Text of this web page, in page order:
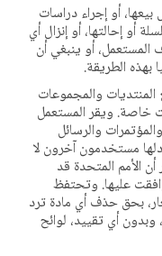
أو إجراء دراسات
أو إحالتها، أو إنزال أي
أو ينبغي أن
بهذه الطريقة.
المنتديات والمجموعات
خاصة. ويقر المستعمل
والرسائل
مستخدمون آخرون لا
أن الأمم المتحدة قد
عليها. وتحتفظ
بحق حذف أي مادة ترد
أي تقييد، لوائح